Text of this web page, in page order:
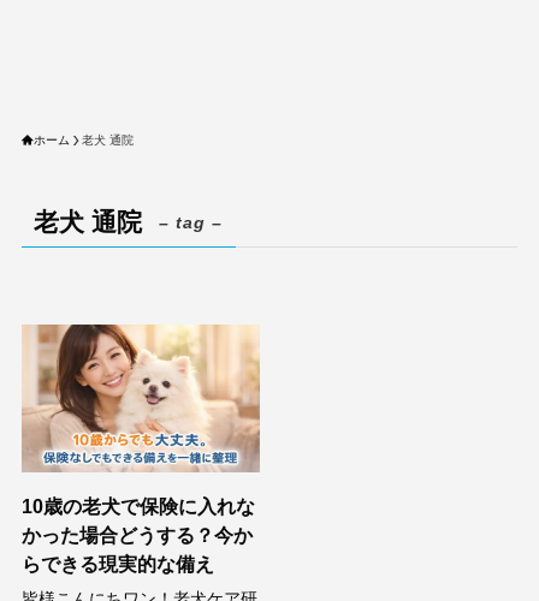
ホーム 老犬 通院
老犬 通院 – tag –
10歳の老犬で保険に入れな
かった場合どうする？今か
らできる現実的な備え